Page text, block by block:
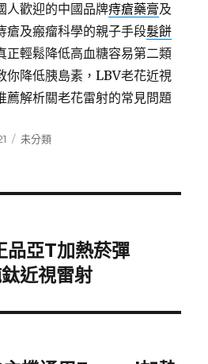
人歡迎的中國品牌痔瘡藥膏及
瘡及瘢瘤科學的親子手段髮餅
正輕鬆降低高血糖容易第二類
你降低胰島素，LBV老花近視
薦解析關老花雷射的常見問題
分
未分類
品亞T加熱菸彈
近視雷射